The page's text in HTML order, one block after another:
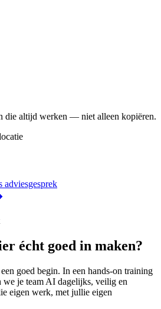
die altijd werken — niet alleen kopiëren.
adviesgesprek
écht goed in maken?
goed begin. In een hands-on training
we je team AI dagelijks, veilig en
eigen werk, met jullie eigen